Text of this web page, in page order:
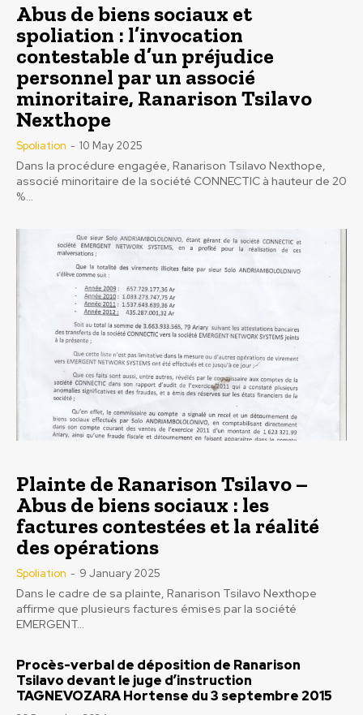
Abus de biens sociaux et
spoliation : l’invocation
contestable d’un préjudice
personnel par un associé
minoritaire, Ranarison Tsilavo
Nexthope
Spoliation - 10 May 2025
Dans la procédure engagée, Ranarison Tsilavo Nexthope,
associé minoritaire de la société CONNECTIC à hauteur de 20
%...
Plainte de Ranarison Tsilavo –
Abus de biens sociaux : les
factures contestées et la réalité
des opérations
Spoliation - 9 January 2025
Dans le cadre de sa plainte, Ranarison Tsilavo Nexthope
affirme que plusieurs factures émises par la société
EMERGENT...
Procès-verbal de déposition de Ranarison
Tsilavo devant le juge d’instruction
TAGNEVOZARA Hortense du 3 septembre 2015